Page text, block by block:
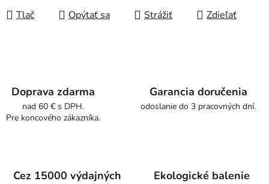
Tlač Opýtať sa Strážiť Zdieľať
Doprava zdarma
nad 60 € s DPH.
Pre koncového zákazníka.
Garancia doručenia
odoslanie do 3 pracovných dní.
Cez 15000 výdajných
Ekologické balenie